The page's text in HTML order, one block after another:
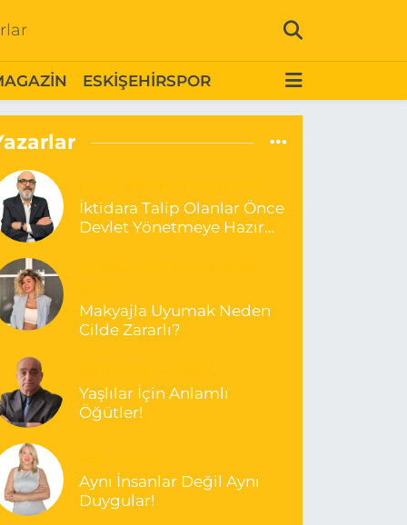
ESKİŞEHİRSPOR
İktidara Talip Olanlar Önce
Devlet Yönetmeye Hazır
Makyajla Uyumak Neden
Cilde Zararlı?
Yaşlılar İçin Anlamlı
Öğütler!
Aynı İnsanlar Değil Aynı
Duygular!